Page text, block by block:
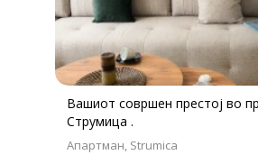
Вашиот совршен престој во
Струмица .
Апартман Strumica